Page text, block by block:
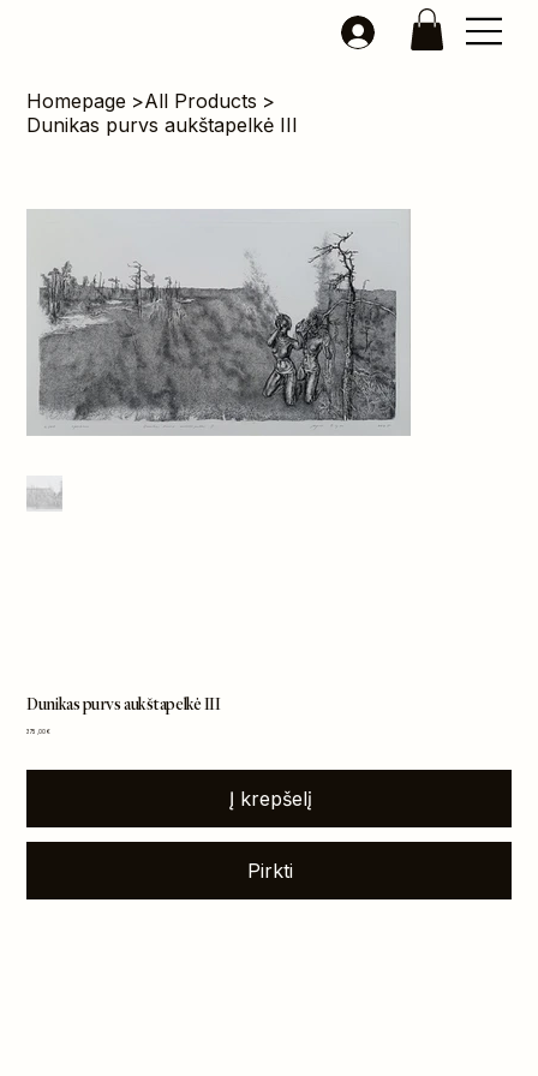
Homepage >All Products >
Dunikas purvs aukštapelkė III
Dunikas purvs aukštapelkė III
Kaina
375,00 €
Į krepšelį
Pirkti